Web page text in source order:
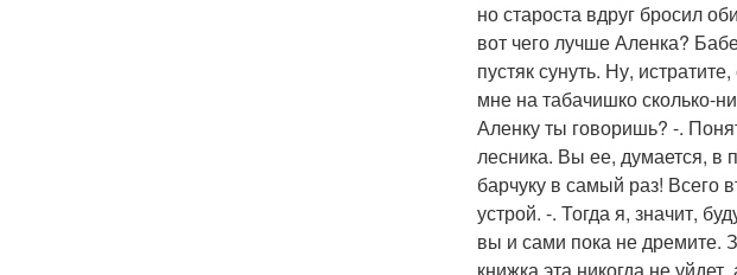
но староста вдруг бросил
вот чего лучше Аленка?
пустяк сунуть. Ну,
мне на табачишко сколько-
Аленку ты говоришь? -.
лесника. Вы ее, думается, в
барчуку в самый раз! Всего
устрой. -. Тогда я, значит,
вы и сами пока не дремите.